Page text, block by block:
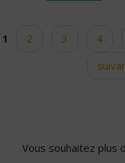
Pages
1 2 3 4
Vous souhaitez plus